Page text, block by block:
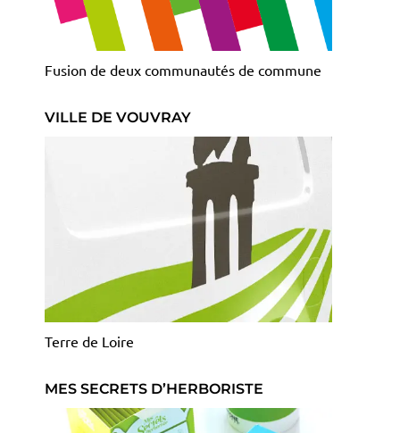
Fusion de deux communautés de commune
VILLE DE VOUVRAY
Terre de Loire
MES SECRETS D’HERBORISTE